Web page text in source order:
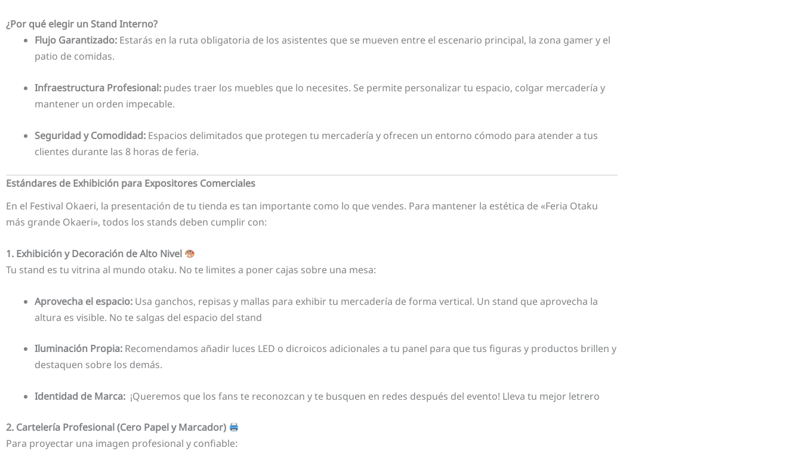
¿Por qué elegir un Stand Interno?
Flujo Garantizado: Estarás en la ruta obligatoria de los asistentes que se mueven entre el escenario principal, la zona gamer y el
patio de comidas.
Infraestructura Profesional: pudes traer los muebles que lo necesites. Se permite personalizar tu espacio, colgar mercadería y
mantener un orden impecable.
Seguridad y Comodidad: Espacios delimitados que protegen tu mercadería y ofrecen un entorno cómodo para atender a tus
clientes durante las 8 horas de feria.
Estándares de Exhibición para Expositores Comerciales
En el Festival Okaeri, la presentación de tu tienda es tan importante como lo que vendes. Para mantener la estética de «Feria Otaku
más grande Okaeri», todos los stands deben cumplir con:
1. Exhibición y Decoración de Alto Nivel
Tu stand es tu vitrina al mundo otaku. No te limites a poner cajas sobre una mesa:
Aprovecha el espacio: Usa ganchos, repisas y mallas para exhibir tu mercadería de forma vertical. Un stand que aprovecha la
altura es visible. No te salgas del espacio del stand
Iluminación Propia: Recomendamos añadir luces LED o dicroicos adicionales a tu panel para que tus figuras y productos brillen y
destaquen sobre los demás.
Identidad de Marca: ¡Queremos que los fans te reconozcan y te busquen en redes después del evento! Lleva tu mejor letrero
2. Cartelería Profesional (Cero Papel y Marcador)
Para proyectar una imagen profesional y confiable: